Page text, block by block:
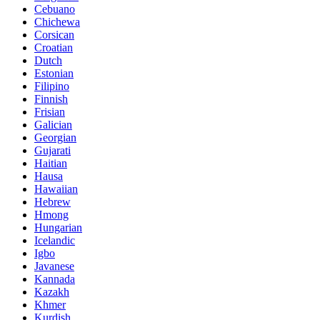
Cebuano
Chichewa
Corsican
Croatian
Dutch
Estonian
Filipino
Finnish
Frisian
Galician
Georgian
Gujarati
Haitian
Hausa
Hawaiian
Hebrew
Hmong
Hungarian
Icelandic
Igbo
Javanese
Kannada
Kazakh
Khmer
Kurdish